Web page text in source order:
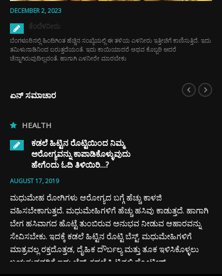
DECEMBER 2, 2023
ಕೆಂದೆಳನೀರು
ಬೆಂಗಳೂರಿನಲ್ಲಿ ಹಿಂದಿಗಿಂತ ಹೆಚ್ಚಿನ ಸಂಖ್ಯೆಯಲ್ಲಿ ಈ ತಳಿಯ ಎಳನೀರು ಇತ್ತೀಚಿಗೆ ಕಾಣಿಸುತ್ತಿದೆ. ಇದು
ತಮಿಳುನಾಡಿನಿಂದ ಬರುತ್ತದೆಯಂತೆ. ಇದು ಕಾಯಿಯಾದರೆ ಅಥವ ಕೊಬ್ಬರಿ ಆದರೆ
ಚೆನ್ನಾಗಿರುವುದಿಲ್ಲವಂತೆ. ಹಾಗಾಗಿ ಎಳನೀರೇ ಮಾರಬೇಕು
ಏನ್ ಸಮಾಚಾರ
ನಿಮ್ಮ
ಬಗ್ಗೆ ಹೆಚ್ಚು ಕಾಳಜಿ
ಹೆಚ್ಚು ಹಸಿವು ಕಾಡುತ್ತದೆ. ಹಾಗಾಗಿ
ಅನುಭವ ನೀಡುವ ಆಹಾರವನ್ನು
ಹಿಟ್ಟಿನ ರೊಟ್ಟಿ ಬೆಸ್ಟ್. ಮಧುಮೇಹಿಗಳಿಗೆ
ದೌರ್ಬಲ್ಯ ಮತ್ತು ತೂಕ ಇಳಿಸಿಕೊಳ್ಳಲು
ಕಡಲೆ ಹಿಟ್ಟಿನಲ್ಲಿ ಪ್ರೋಟೀನ್
TOURISM